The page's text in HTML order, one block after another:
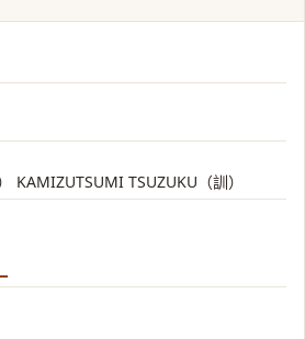
KAMIZUTSUMI TSUZUKU（訓）